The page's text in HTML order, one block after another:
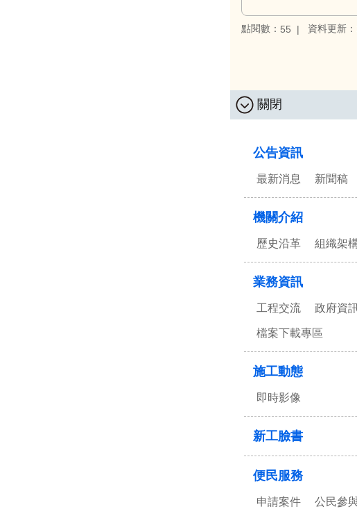
點閱數： 55 資料更新
關閉
公告資訊
最新消息 新聞稿
機關介紹
歷史沿革 組織架
業務資訊
工程交流 政府資
檔案下載專區
施工動態
即時影像
新工臉書
便民服務
申請案件 公民參